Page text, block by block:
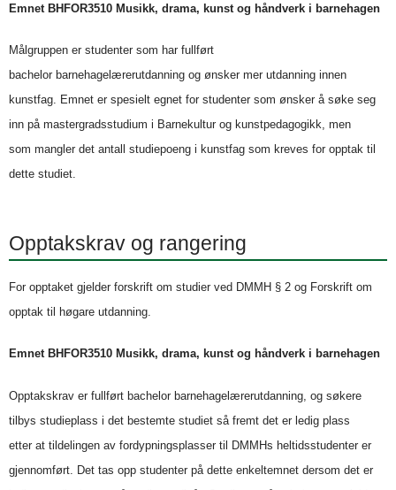
Emnet BHFOR3510 Musikk, drama, kunst og håndverk i barnehagen
Målgruppen er studenter som har fullført
bachelor barnehagelærerutdanning og ønsker mer utdanning innen
kunstfag. Emnet er spesielt egnet for studenter som ønsker å søke seg
inn på mastergradsstudium i Barnekultur og kunstpedagogikk, men
som mangler det antall studiepoeng i kunstfag som kreves for opptak til
dette studiet.
Opptakskrav og rangering
For opptaket gjelder forskrift om studier ved DMMH § 2 og Forskrift om
opptak til høgare utdanning.
Emnet BHFOR3510 Musikk, drama, kunst og håndverk i barnehagen
Opptakskrav er fullført bachelor barnehagelærerutdanning, og søkere
tilbys studieplass i det bestemte studiet så fremt det er ledig plass
etter at tildelingen av fordypningsplasser til DMMHs heltidsstudenter er
gjennomført. Det tas opp studenter på dette enkeltemnet dersom det er